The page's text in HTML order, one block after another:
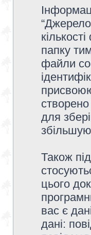
папку
файли
для
Також
цього
вас є
дані: